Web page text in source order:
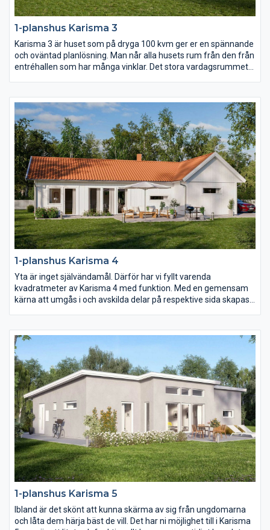
1-planshus Karisma 3
Karisma 3 är huset som på dryga 100 kvm ger er en spännande
och oväntad planlösning. Man når alla husets rum från den från
entréhallen som har många vinklar. Det stora vardagsrummet
samtidigt inte kompromissa för mycket med sovrum och
badrum.
1-planshus Karisma 4
Yta är inget självändamål. Därför har vi fyllt varenda
kvadratmeter av Karisma 4 med funktion. Med en gemensam
kärna att umgås i och avskilda delar på respektive sida skapas
och mer kostnadseffektiv.
1-planshus Karisma 5
Ibland är det skönt att kunna skärma av sig från ungdomarna
och låta dem härja bäst de vill. Det har ni möjlighet till i Karisma